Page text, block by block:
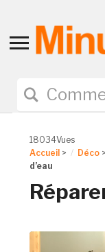
Toggle
navigation
18034Vues
Accueil > Déco >
d’eau